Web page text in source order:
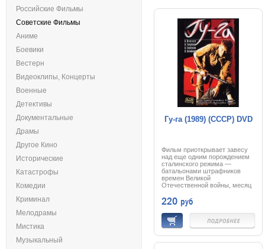
Гу-га (1989) (СССР) DVD
Фильм приоткрывает завесу
над еще одним порождением
сталинского режима —
батальонами штрафников
времен Великой
Отечественной войны, месяц
приравнивался к десяти годам
тюрьмы. «Гу-га» — фильм о
тех, кто, проливая свою кровь,
ежедневно рискуя
собственной жизнью,
расплачивался за ошибки
штабных стратегов.
220 руб
Российские Фильмы
Советские Фильмы
Аниме
Боевики
Вестерн
Видеоклипы, Концерты
Военные
Детективы
Документальные
Драмы
Другое Кино
Исторические
Катастрофы
Комедии
Криминал
Мелодрамы
Мистика
Музыкальный